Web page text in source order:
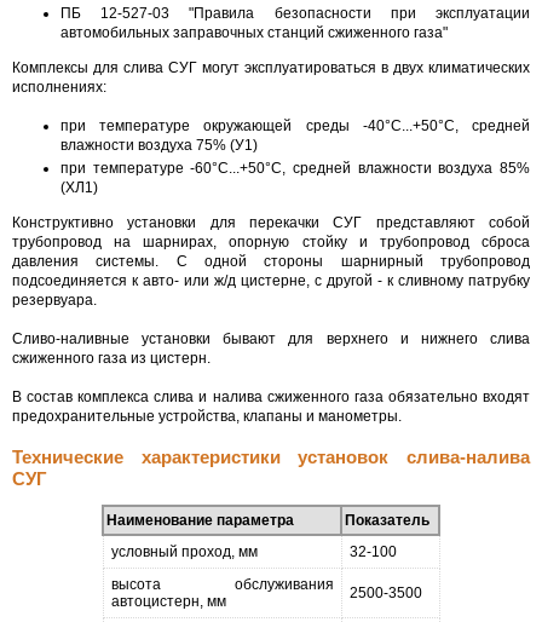
ПБ 12-527-03 "Правила безопасности при эксплуатации
автомобильных заправочных станций сжиженного газа"
Комплексы для слива СУГ могут эксплуатироваться в двух климатических
исполнениях:
при температуре окружающей среды -40°С...+50°С, средней
влажности воздуха 75% (У1)
при температуре -60°С...+50°С, средней влажности воздуха 85%
(ХЛ1)
Конструктивно установки для перекачки СУГ представляют собой
трубопровод на шарнирах, опорную стойку и трубопровод сброса
давления системы. С одной стороны шарнирный трубопровод
подсоединяется к авто- или ж/д цистерне, с другой - к сливному патрубку
резервуара.
Сливо-наливные установки бывают для верхнего и нижнего слива
сжиженного газа из цистерн.
В состав комплекса слива и налива сжиженного газа обязательно входят
предохранительные устройства, клапаны и манометры.
Технические характеристики установок слива-налива
СУГ
Наименование параметра
Показатель
условный проход, мм
32-100
высота обслуживания
автоцистерн, мм
2500-3500